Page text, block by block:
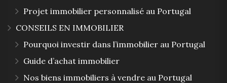
Projet immobilier personnalisé au Portugal
CONSEILS EN IMMOBILIER
Pourquoi investir dans l’immobilier au Portugal
Guide d’achat immobilier
Nos biens immobiliers à vendre au Portugal